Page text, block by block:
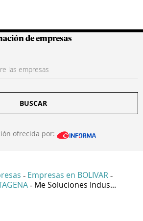
Colombianas
de empresas
BUSCAR
ofrecida por:
- Empresas en BOLIVAR -
- Me Soluciones Indus...